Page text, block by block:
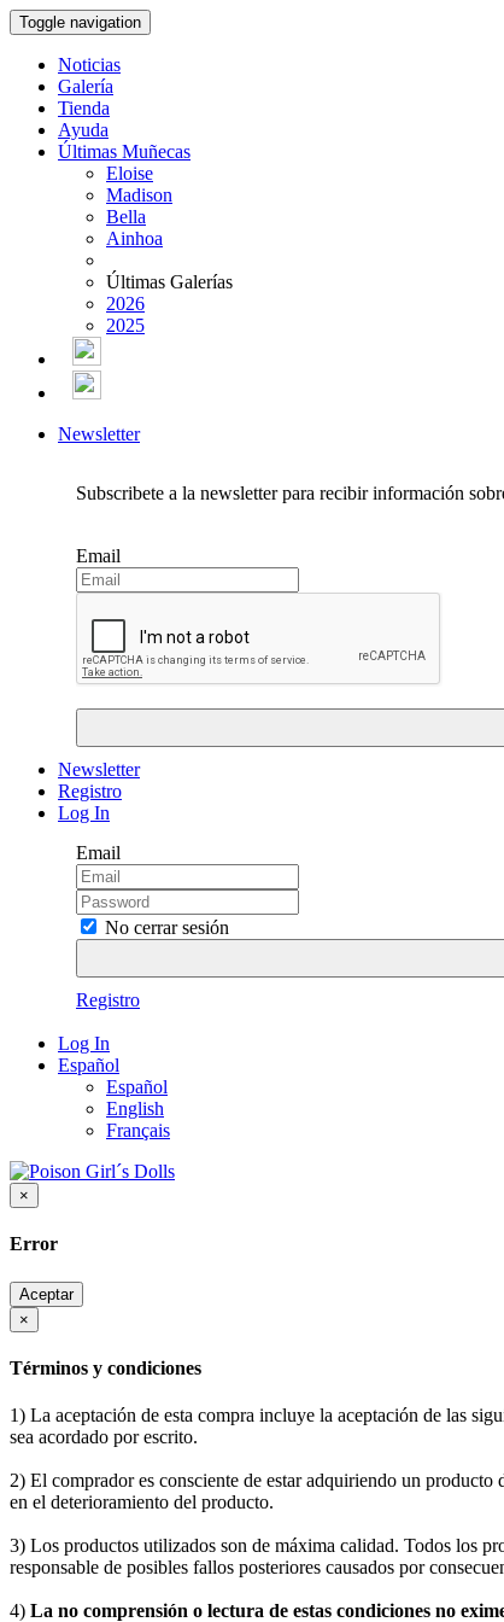
Toggle navigation
Noticias
Galería
Tienda
Ayuda
Últimas Muñecas
Eloise
Madison
Bella
Ainhoa
Últimas Galerías
2026
2025
Newsletter
Subscribete a la newsletter para recibir información
Email
Newsletter
Registro
Log In
Email
No cerrar sesión
Registro
Log In
Español
Español
English
Français
×
Error
Aceptar
×
Términos y condiciones
1) La aceptación de esta compra incluye la aceptación de las
sea acordado por escrito.
2) El comprador es consciente de estar adquiriendo un
en el deterioramiento del producto.
3) Los productos utilizados son de máxima calidad. Todos los
responsable de posibles fallos posteriores causados por
4) La no comprensión o lectura de estas condiciones no